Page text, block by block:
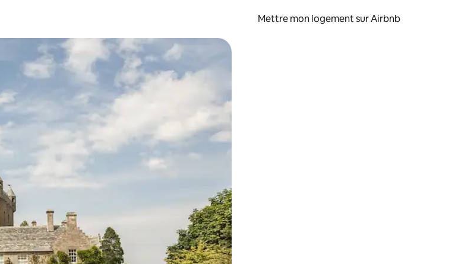
Mettre mon logement sur Airbnb
bas pour les parcourir ou en appuyant et en faisant glisser.